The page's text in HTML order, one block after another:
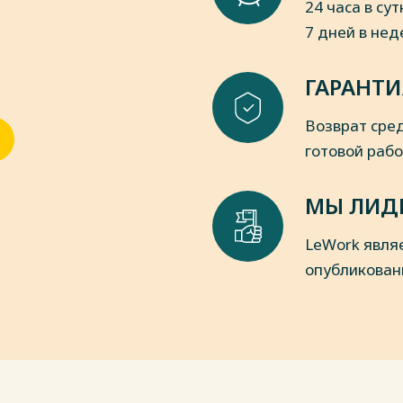
и диагностика острого
практика :
ассоциация педиатров. URL:
acute_bronchitis (дата обращения:
of Croup in Pediatric Patients
24 часа в
7 дней в
Возврат
готовой
МЫ
LeWork